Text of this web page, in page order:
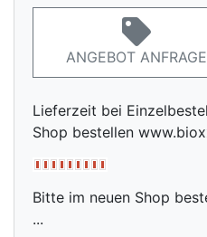
ANGEBOT ANFRAGE
Lieferzeit bei
Shop bestellen
Bitte im neuen Shop
...